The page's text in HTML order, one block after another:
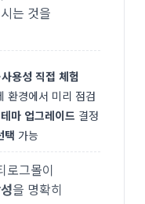
는 것을
용성 직접 체험
환경에서 미리 점검
마 업그레이드 결정
택 가능
로그몰이
을 명확히